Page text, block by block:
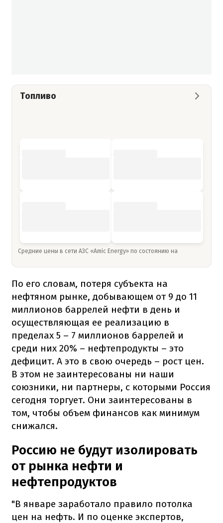
Топливо
Средние цены в сети АЗС «Amic Energy» по состоянию на
По его словам, потеря субъекта на
нефтяном рынке, добывающем от 9 до 11
миллионов баррелей нефти в день и
осуществляющая ее реализацию в
пределах 5 – 7 миллионов баррелей и
среди них 20% – нефтепродукты – это
дефицит. А это в свою очередь – рост цен.
В этом не заинтересованы ни наши
союзники, ни партнеры, с которыми Россия
сегодня торгует. Они заинтересованы в
том, чтобы объем финансов как минимум
снижался.
Россию не будут изолировать
от рынка нефти и
нефтепродуктов
"В январе заработало правило потолка
цен на нефть. И по оценке экспертов,